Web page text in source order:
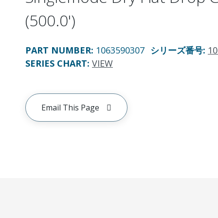
(500.0')
PART NUMBER: 1063590307 シリーズ番号:
SERIES CHART: VIEW
Email This Page